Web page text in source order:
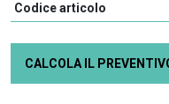
Codice articolo
CALCOLA IL